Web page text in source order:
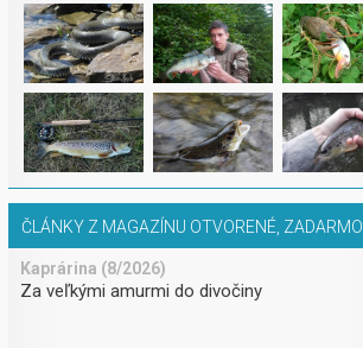
ČLÁNKY Z MAGAZÍNU OTVORENÉ, ZADARMO
Kaprárina (8/2026)
Za veľkými amurmi do divočiny